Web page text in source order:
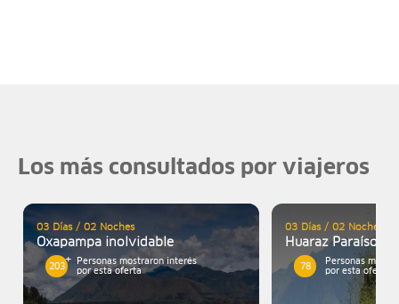
Los más consultados por viajeros
03 Días / 02 Noches
Oxapampa inolvidable
203
Personas mostraron interés
por esta oferta
03 Días / 02 Noches
Huaraz Paraíso
78
Personas
por esta oferta